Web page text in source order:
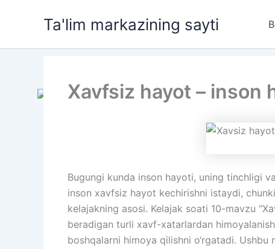
Ta'lim markazining sayti
Xavfsiz hayot – inson
Bugungi kunda inson hayoti, uning tinchligi
inson xavfsiz hayot kechirishni istaydi,
kelajakning asosi. Kelajak soati 10-mavzu
beradigan turli xavf-xatarlardan
boshqalarni himoya qilishni o‘rgatadi.